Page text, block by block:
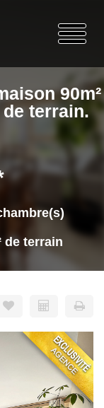
90m²
terrain.
de terrain